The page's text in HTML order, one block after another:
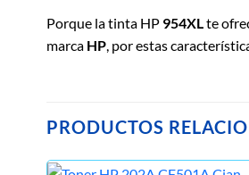
Porque la tinta HP 954XL te
marca HP , por estas
PRODUCTOS